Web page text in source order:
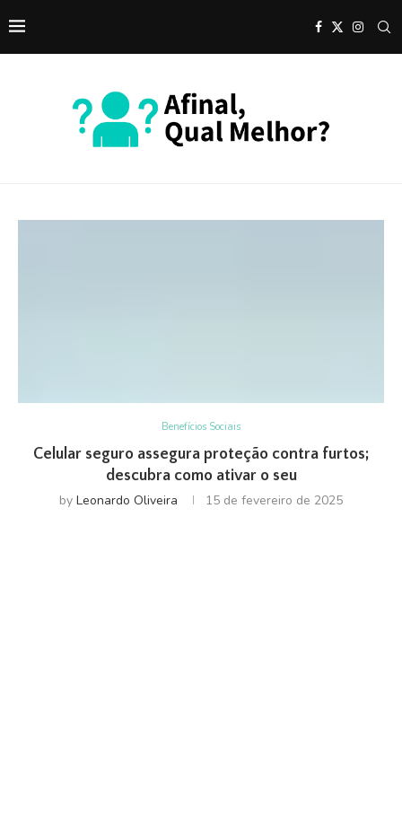
Benefícios Sociais
Celular seguro assegura proteção contra furtos;
descubra como ativar o seu
by Leonardo Oliveira 15 de fevereiro de 2025